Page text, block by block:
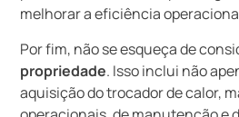
melhorar a eficiência
Por fim, não se esqueça de
propriedade. Isso inclui não
aquisição do trocador de calor,